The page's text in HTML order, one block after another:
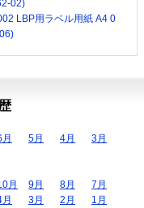
02)
LBP用ラベル用紙 A4 0
月 5月 4月
3月
月 9月 8月
7月
月 3月 2月
1月